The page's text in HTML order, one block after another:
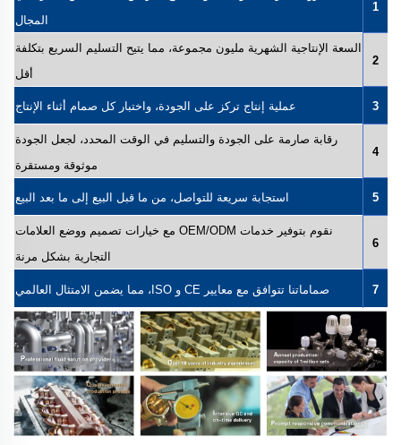
1
المجال
2
السعة الإنتاجية الشهرية مليون مجموعة، مما يتيح التسليم السريع بتكلفة
أقل
3 عملية إنتاج تركز على الجودة، واختبار كل صمام أثناء الإنتاج
4
رقابة صارمة على الجودة والتسليم في الوقت المحدد، لجعل الجودة
موثوقة ومستقرة
5 استجابة سريعة للتواصل، من ما قبل البيع إلى ما بعد البيع
6
نقوم بتوفير خدمات OEM/ODM مع خيارات تصميم ووضع العلامات
التجارية بشكل مرنة
7 صماماتنا تتوافق مع معايير CE و ISO، مما يضمن الامتثال العالمي